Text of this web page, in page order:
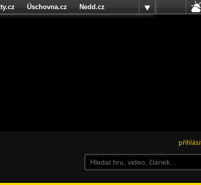
Úschovna.cz
Nedd.cz